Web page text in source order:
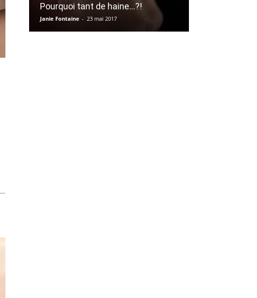
Pourquoi tant de haine…?!
Janie Fontaine - 23 mai 2017